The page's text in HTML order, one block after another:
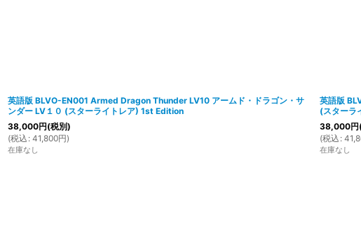
英語版 BLVO-EN001 Armed Dragon Thunder LV10 アームド・ドラゴン・サ
ンダー LV１０ (スターライトレア) 1st Edition
38,000円(税別)
(税込 : 41,800円)
在庫なし
英語版
(スターラ
38,000円
(税込 :
在庫なし